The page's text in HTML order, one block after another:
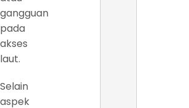
gangguan
pada
akses
laut.
Selain
aspek